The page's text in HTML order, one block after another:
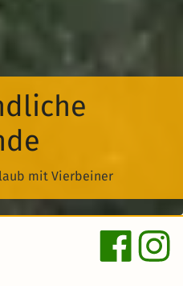
mit Vierbeiner